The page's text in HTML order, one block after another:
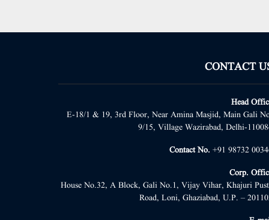
CONTACT
Head
E-18/1 & 19, 3rd Floor, Near Amina Masjid, Main Gali
9/15, Village Wazirabad, Delhi-
Contact No. +91 98732
Corp.
House No.32, A Block, Gali No.1, Vijay Vihar, Khajuri
Road, Loni, Ghaziabad, U.P. –